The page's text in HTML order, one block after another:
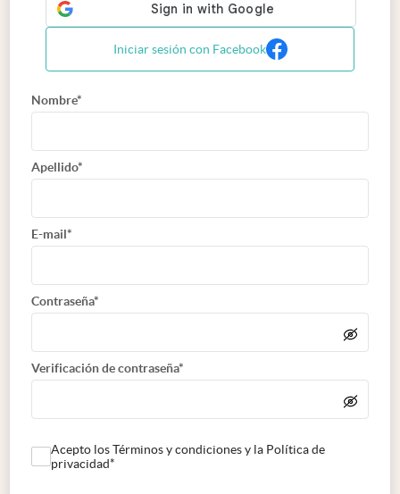
Iniciar sesión con Facebook
Nombre*
Apellido*
E-mail*
Contraseña*
Verificación de contraseña*
Acepto los Términos y condiciones y la Política de
privacidad*